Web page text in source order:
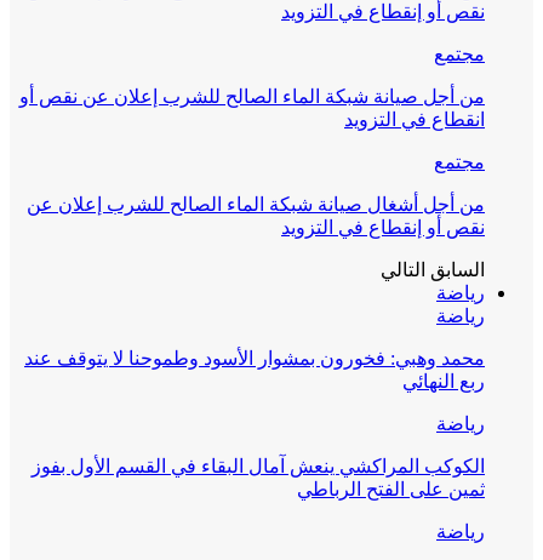
نقص أو إنقطاع في التزويد
مجتمع
من أجل صيانة شبكة الماء الصالح للشرب إعلان عن نقص أو
انقطاع في التزويد
مجتمع
من أجل أشغال صيانة شبكة الماء الصالح للشرب إعلان عن
نقص أو إنقطاع في التزويد
السابق التالي
رياضة
رياضة
محمد وهبي: فخورون بمشوار الأسود وطموحنا لا يتوقف عند
ربع النهائي
رياضة
الكوكب المراكشي ينعش آمال البقاء في القسم الأول بفوز
ثمين على الفتح الرباطي
رياضة